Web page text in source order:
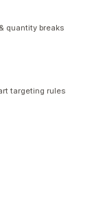
quantity breaks
targeting rules